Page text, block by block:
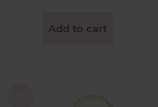
Add to cart